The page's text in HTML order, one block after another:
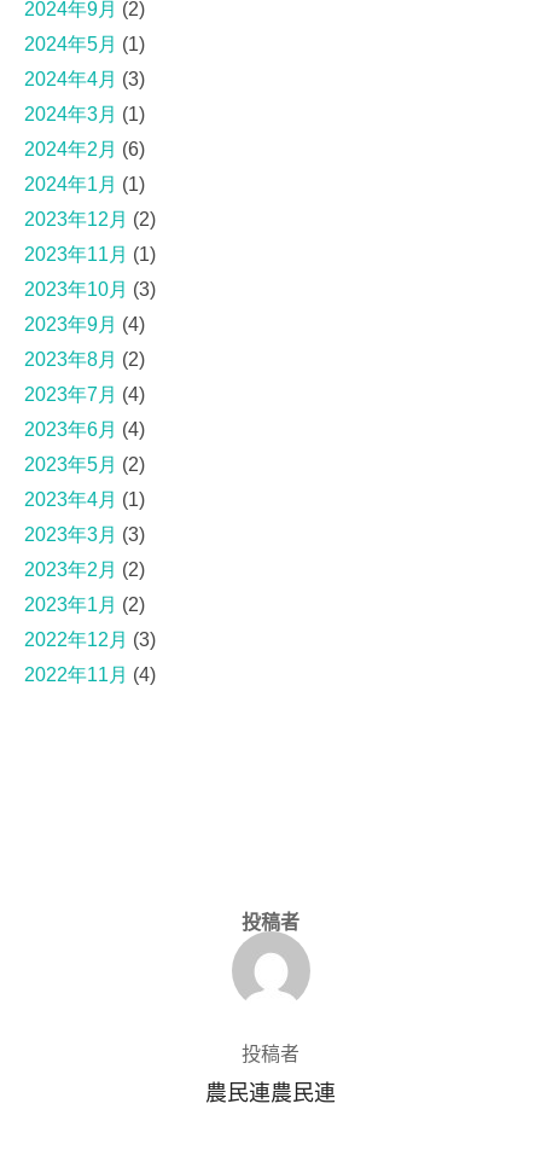
2024年9月 (2)
2024年5月 (1)
2024年4月 (3)
2024年3月 (1)
2024年2月 (6)
2024年1月 (1)
2023年12月 (2)
2023年11月 (1)
2023年10月 (3)
2023年9月 (4)
2023年8月 (2)
2023年7月 (4)
2023年6月 (4)
2023年5月 (2)
2023年4月 (1)
2023年3月 (3)
2023年2月 (2)
2023年1月 (2)
2022年12月 (3)
2022年11月 (4)
投稿者
投稿者
農民連農民連